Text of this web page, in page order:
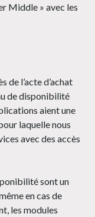
Middle » avec les
de l’acte d’achat
de disponibilité
aient une
laquelle nous
avec des accès
sont un
en cas de
les modules